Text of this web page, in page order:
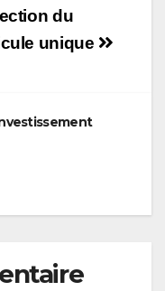
du
unique